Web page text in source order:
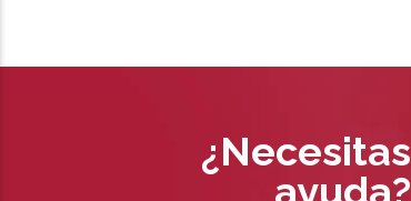
¿Necesitas
ayuda?